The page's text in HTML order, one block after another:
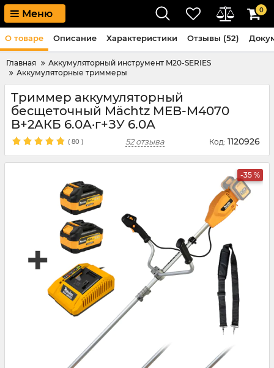
Меню 0
Главная
Аккумуляторный инструмент M20-SERIES
Аккумуляторные триммеры
Триммер аккумуляторный
бесщеточный Mächtz MEB-M4070
B+2АКБ 6.0А·г+ЗУ 6.0А
( 80 ) 52 отзыва Код: 1120926
-35 %
О товаре Описание Характеристики Отзывы (52)